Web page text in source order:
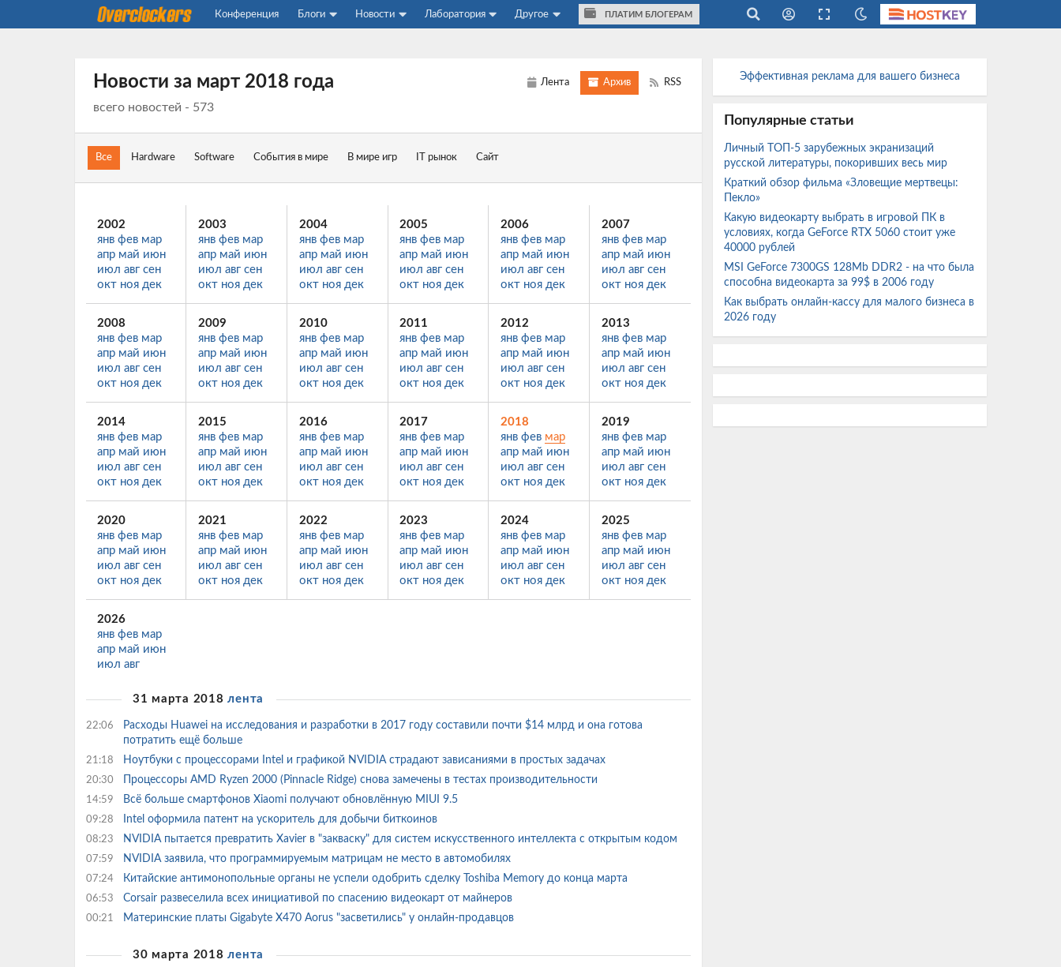
Конференция Блоги Новости Лаборатория Другое ПЛАТИМ БЛОГЕРАМ
Новости за март 2018 года
всего новостей - 573
Лента Архив RSS
Все Hardware Software События в мире В мире игр IT рынок Сайт
2002
янв фев мар
апр май июн
июл авг сен
окт ноя дек
2003
янв фев мар
апр май июн
июл авг сен
окт ноя дек
2004
янв фев мар
апр май июн
июл авг сен
окт ноя дек
2005
янв фев мар
апр май июн
июл авг сен
окт ноя дек
2006
янв фев мар
апр май июн
июл авг сен
окт ноя дек
2007
янв фев мар
апр май июн
июл авг сен
окт ноя дек
2008
янв фев мар
апр май июн
июл авг сен
окт ноя дек
2009
янв фев мар
апр май июн
июл авг сен
окт ноя дек
2010
янв фев мар
апр май июн
июл авг сен
окт ноя дек
2011
янв фев мар
апр май июн
июл авг сен
окт ноя дек
2012
янв фев мар
апр май июн
июл авг сен
окт ноя дек
2013
янв фев мар
апр май июн
июл авг сен
окт ноя дек
2014
янв фев мар
апр май июн
июл авг сен
окт ноя дек
2015
янв фев мар
апр май июн
июл авг сен
окт ноя дек
2016
янв фев мар
апр май июн
июл авг сен
окт ноя дек
2017
янв фев мар
апр май июн
июл авг сен
окт ноя дек
2018
янв фев мар
апр май июн
июл авг сен
окт ноя дек
2019
янв фев мар
апр май июн
июл авг сен
окт ноя дек
2020
янв фев мар
апр май июн
июл авг сен
окт ноя дек
2021
янв фев мар
апр май июн
июл авг сен
окт ноя дек
2022
янв фев мар
апр май июн
июл авг сен
окт ноя дек
2023
янв фев мар
апр май июн
июл авг сен
окт ноя дек
2024
янв фев мар
апр май июн
июл авг сен
окт ноя дек
2025
янв фев мар
апр май июн
июл авг сен
окт ноя дек
2026
янв фев мар
апр май июн
июл авг
31 марта 2018лента
22:06
Расходы Huawei на исследования и разработки в 2017 году составили почти $14 млрд и она готова
потратить ещё больше
21:18 Ноутбуки с процессорами Intel и графикой NVIDIA страдают зависаниями в простых задачах
20:30 Процессоры AMD Ryzen 2000 (Pinnacle Ridge) снова замечены в тестах производительности
14:59 Всё больше смартфонов Xiaomi получают обновлённую MIUI 9.5
09:28 Intel оформила патент на ускоритель для добычи биткоинов
08:23 NVIDIA пытается превратить Xavier в "закваску" для систем искусственного интеллекта с открытым кодом
07:59 NVIDIA заявила, что программируемым матрицам не место в автомобилях
07:24 Китайские антимонопольные органы не успели одобрить сделку Toshiba Memory до конца марта
06:53 Corsair развеселила всех инициативой по спасению видеокарт от майнеров
00:21 Материнские платы Gigabyte X470 Aorus "засветились" у онлайн-продавцов
30 марта 2018лента
Эффективная реклама для вашего бизнеса
Популярные статьи
Личный ТОП-5 зарубежных экранизаций
русской литературы, покоривших весь мир
Краткий обзор фильма «Зловещие мертвецы:
Пекло»
Какую видеокарту выбрать в игровой ПК в
условиях, когда GeForce RTX 5060 стоит уже
40000 рублей
MSI GeForce 7300GS 128Mb DDR2 - на что была
способна видеокарта за 99$ в 2006 году
Как выбрать онлайн-кассу для малого бизнеса в
2026 году